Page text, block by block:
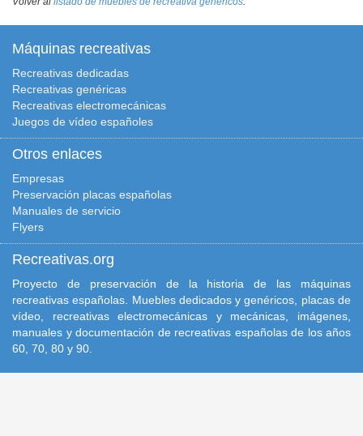
Máquinas recreativas
Recreativas dedicadas
Recreativas genéricas
Recreativas electromecánicas
Juegos de vídeo españoles
Otros enlaces
Empresas
Preservación placas españolas
Manuales de servicio
Flyers
Recreativas.org
Proyecto de preservación de la historia de las máquinas
recreativas españolas. Muebles dedicados y genéricos, placas de
vídeo, recreativas electromecánicas y mecánicas, imágenes,
manuales y documentación de recreativas españolas de los años
60, 70, 80 y 90.